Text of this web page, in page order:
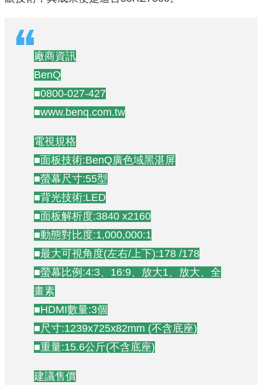
廠商資訊
BenQ
■0800-027-427
■www.benq.com.tw
電視規格
■面板技術:BenQ廣色域黑湛屏
■螢幕尺寸:55型
■背光技術:LED
■面板解析度:3840 x2160
■動態對比度:1,000,000:1
■最大可視角度(左右/上下):178 /178
■螢幕比例:4:3、16:9、放大1、放大、全
畫素
■HDMI數量:3個
■尺寸:1239x725x82mm (不含底座)
■重量:15.6公斤(不含底座)
建議售價